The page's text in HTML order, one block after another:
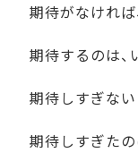
期待がなければ
期待するのは、
期待しすぎない
期待しすぎたの